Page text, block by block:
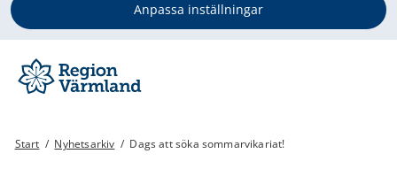
Anpassa inställningar
Start / Nyhetsarkiv / Dags att söka sommarvikariat!